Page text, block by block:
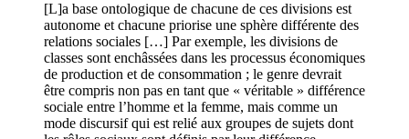
[L]a base ontologique de chacune de ces divisions est
autonome et chacune priorise une sphère différente des
relations sociales […] Par exemple, les divisions de
classes sont enchâssées dans les processus économiques
de production et de consommation ; le genre devrait
être compris non pas en tant que « véritable » différence
sociale entre l’homme et la femme, mais comme un
mode discursif qui est relié aux groupes de sujets dont